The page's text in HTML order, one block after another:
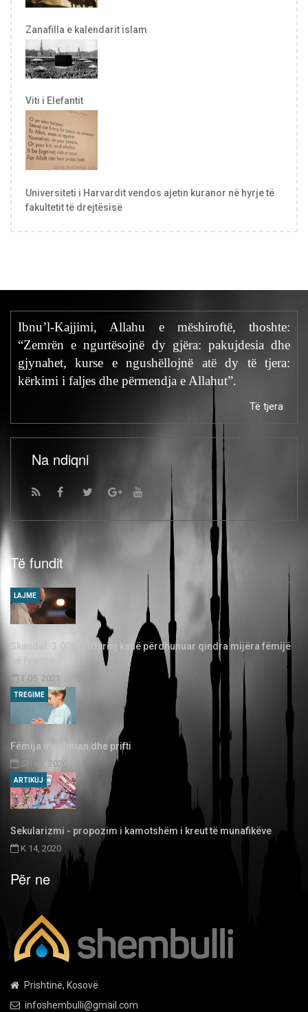
Zanafilla e kalendarit islam
Viti i Elefantit
Universiteti i Harvardit vendos ajetin kuranor në hyrje të
fakultetit të drejtësisë
Ibnu’l-Kajjimi, Allahu e mëshiroftë, thoshte:
“Zemrën e ngurtësojnë dy gjëra: pakujdesia dhe
gjynahet, kurse e ngushëllojnë atë dy të tjera:
kërkimi i faljes dhe përmendja e Allahut”.
Të tjera
Na ndiqni
Të fundit
Skandal: 3.000 priftërinj kanë përdhunuar qindra mijëra fëmijë
T 05, 2021
LAJME
Fëmija musliman dhe prifti
SH 03, 2020
TREGIME
Sekularizmi - propozim i kamotshëm i kreut të munafikëve
K 14, 2020
ARTIKUJ
Për ne
Prishtinë, Kosovë
infoshembulli@gmail.com